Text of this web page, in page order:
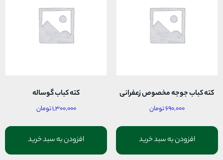
کته کباب جوجه مخصوص زعفرانی
۶۹۰,۰۰۰تومان
افزودن به سبد خرید
کته کباب گوساله
۱,۳۰۰,۰۰۰تومان
افزودن به سبد خرید